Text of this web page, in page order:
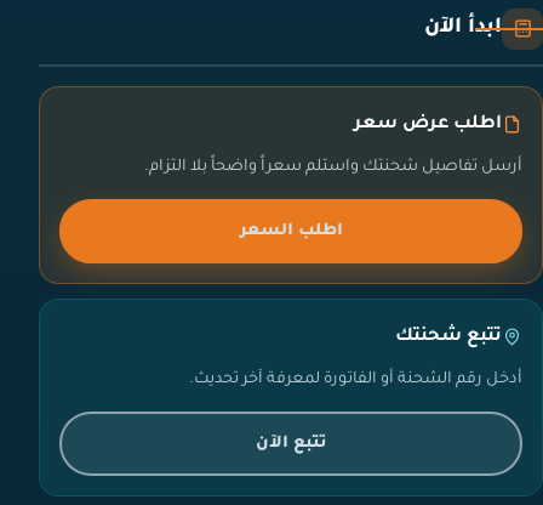
ابدأ الآن
اطلب عرض سعر
أرسل تفاصيل شحنتك واستلم سعراً واضحاً بلا التزام.
اطلب السعر
تتبع شحنتك
أدخل رقم الشحنة أو الفاتورة لمعرفة آخر تحديث.
تتبع الآن